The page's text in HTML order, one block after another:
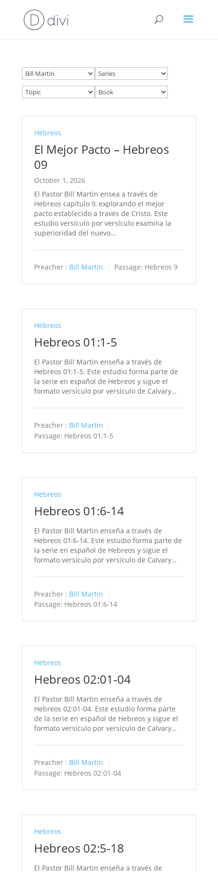
Hebreos
El Mejor Pacto – Hebreos
09
October 1, 2026
El Pastor Bill Martin ensea a través de
Hebreos capítulo 9, explorando el mejor
pacto establecido a través de Cristo. Este
estudio versículo por versículo examina la
superioridad del nuevo…
Preacher : Bill Martin Passage: Hebreos 9
Hebreos
Hebreos 01:1-5
El Pastor Bill Martin enseña a través de
Hebreos 01:1-5. Este estudio forma parte de
la serie en español de Hebreos y sigue el
formato versículo por versículo de Calvary…
Preacher : Bill Martin
Passage: Hebreos 01:1-5
Hebreos
Hebreos 01:6-14
El Pastor Bill Martin enseña a través de
Hebreos 01:6-14. Este estudio forma parte de
la serie en español de Hebreos y sigue el
formato versículo por versículo de Calvary…
Preacher : Bill Martin
Passage: Hebreos 01:6-14
Hebreos
Hebreos 02:01-04
El Pastor Bill Martin enseña a través de
Hebreos 02:01-04. Este estudio forma parte
de la serie en español de Hebreos y sigue el
formato versículo por versículo de Calvary…
Preacher : Bill Martin
Passage: Hebreos 02:01-04
Hebreos
Hebreos 02:5-18
El Pastor Bill Martin enseña a través de